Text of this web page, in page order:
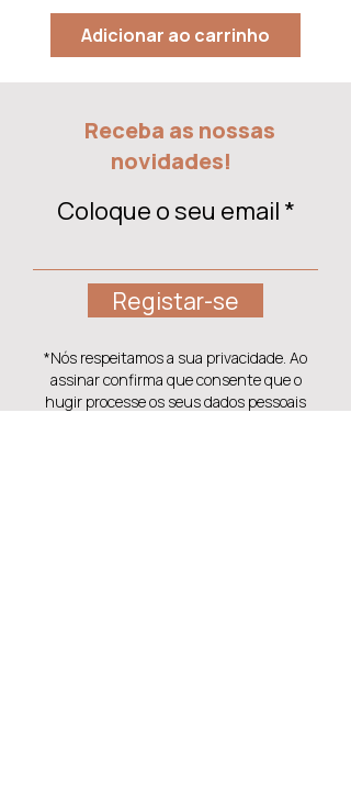
Adicionar ao carrinho
Receba as nossas
novidades!
Coloque o seu email
Registar-se
*Nós respeitamos a sua privacidade. Ao
assinar confirma que consente que o
hugir processe os seus dados pessoais